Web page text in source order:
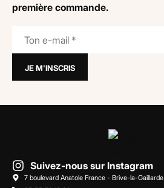
première commande.
Suivez-nous sur Instagram
7 boulevard Anatole France - Brive-la-Gaillarde